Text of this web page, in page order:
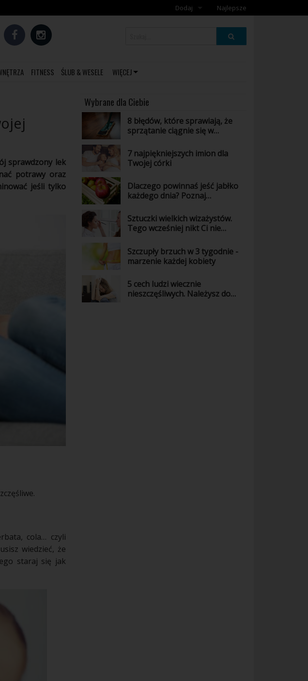
Dodaj
Najlepsze
FITNESS ŚLUB & WESELE WIĘCEJ
sprawdzony lek
potrawy oraz
jeśli tylko
cola… czyli
wiedzieć, że
staraj się jak
Wybrane dla Ciebie
8 błędów, które sprawiają, że
sprzątanie ciągnie się w
7 najpiękniejszych imion dla
Twojej córki
Dlaczego powinnaś jeść jabłko
każdego dnia? Poznaj
owocu
Sztuczki wielkich wizażystów.
Tego wcześniej nikt Ci nie
Szczupły brzuch w 3 tygodnie -
marzenie każdej kobiety
5 cech ludzi wiecznie
nieszczęśliwych. Należysz do